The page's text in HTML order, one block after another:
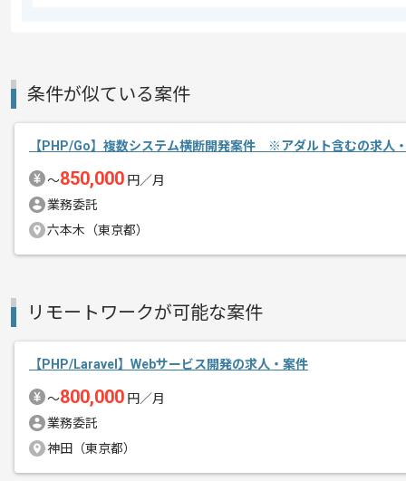
商談回数
募集人数
1人
作業開始日
2025/11/21
エージェントからのコ
メント
PHPを用いた実務経験を活かしたい方
基本的には一部リモートでの作業を見込
条件が似ている案件
【PHP/Go】複数システム横断開発案件 ※アダルト含むの求人
〜850,000 円／月
業務委託
六本木（東京都）
リモートワークが可能な案件
【PHP/Laravel】Webサービス開発の求人・案件
〜800,000 円／月
業務委託
神田（東京都）